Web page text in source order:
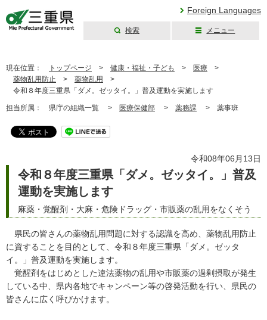
Foreign Languages
検索 メニュー
現在位置： トップページ > 健康・福祉・子ども > 医療 >
薬物乱用防止 > 薬物乱用
>
令和８年度三重県「ダメ。ゼッタイ。」普及運動を実施します
担当所属： 県庁の組織一覧 > 医療保健部 > 薬務課 > 薬事班
令和08年06月13日
令和８年度三重県「ダメ。ゼッタイ。」普及
運動を実施します
麻薬・覚醒剤・大麻・危険ドラッグ・市販薬の乱用をなくそう
県民の皆さんの薬物乱用問題に対する認識を高め、薬物乱用防止
に資することを目的として、令和８年度三重県「ダメ。ゼッタ
イ。」普及運動を実施します。
覚醒剤をはじめとした違法薬物の乱用や市販薬の過剰摂取が発生
している中、県内各地でキャンペーン等の啓発活動を行い、県民の
皆さんに広く呼びかけます。